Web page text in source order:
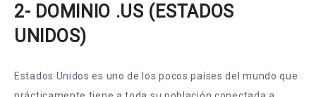
2- DOMINIO .US (ESTADOS
UNIDOS)
Estados Unidos es uno de los pocos países del mundo que